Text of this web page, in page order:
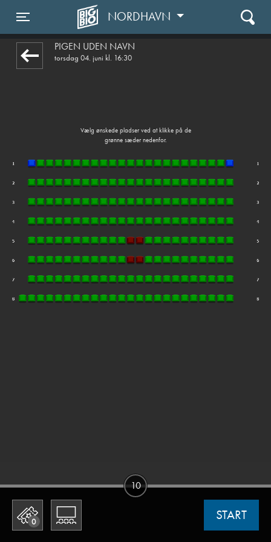
Toggle navigation
NORDHAVN
PIGEN UDEN NAVN
torsdag 04. juni kl. 16:30
Vælg ønskede pladser ved at klikke på de
grønne sæder nedenfor.
0 START
10
front03-cc 035830